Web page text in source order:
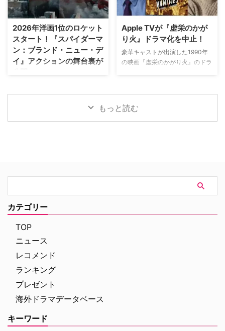
7月のホームランダービーもリリ
ースするなど、MLBとの関係性
を深めている。この協力関係は
2028年まで続く予定だ。今月中
旬に行われるフィールド・オブ・
ドリームス（映画『フィールド・
けて英BBCで放送されたジョン・
『Bergerac（原題）』をリブー
トした本作。イギリス海峡に浮か
ぶジャージー島を舞台に、警部の
ジム・ベルジュラックが事件に挑
2026年洋画1位のロケット
スタート！『スパイダーマ
ン：ブランド・ニュー・デ
イ』アクションの舞台裏が
マンの新たな物語を描く映画『ス
パイダーマン：ブランド・ニュ
ー・デイ』が大ヒット上映中だ。
の裏側を明かす特別映像が公開さ
録！ 映画史に残る快挙を達成 ソ
ニー・ピクチャーズ配給、トム・
ホランド演じるピーター・パーカ
ー＝スパイダーマンの新たなる物
ド・ニュー・デイ』が大ヒット …
Apple TVが『虚栄のかが
り火』ドラマ化を中止！
豪華キャストが出演した1990年
の映画『虚栄のかがり火』のドラ
ず 原作は、1987年に出版された
トム・ウルフのベストセラー小説
ンハッタンと周辺の貧困な地区と
な名声を得た …
もっと読む
カテゴリー
TOP
ニュース
レコメンド
ランキング
プレゼント
海外ドラマデータベース
キーワード